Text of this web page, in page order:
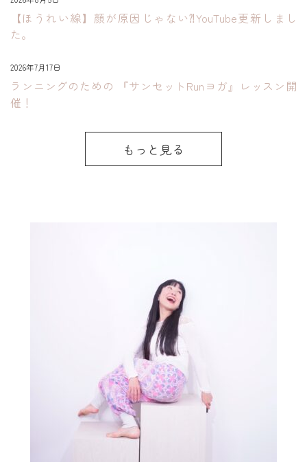
【ほうれい線】顔が原因じゃない⁈YouTube更新しまし
た。
2026年7月17日
ランニングのための 『サンセットRunヨガ』レッスン開
催！
もっと見る